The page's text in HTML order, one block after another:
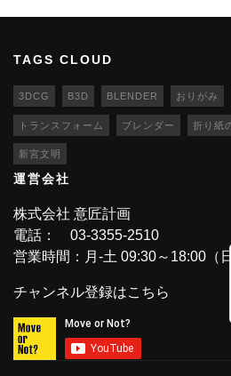
TAGS CLOUD
3DCG B3D BLENDER おりがみ
トランスフォーム ブレンダー 折り紙
新宮文明
運営会社
株式会社 意匠計画
電話： 03-3355-2510
営業時間：月-土 09:30～18:00（
チャンネル登録はこちら